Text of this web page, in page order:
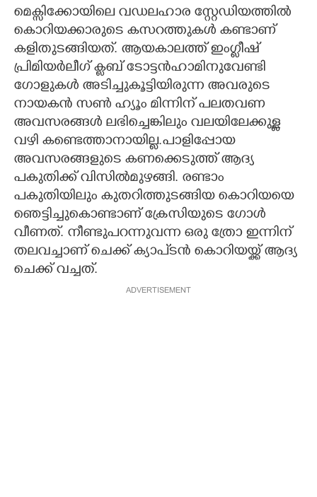
മെക്സിക്കോയിലെ വഡലഹാര സ്റ്റേഡിയത്തിൽ
കൊറിയക്കാരുടെ കസറത്തുകൾ കണ്ടാണ്
കളിതുടങ്ങിയത്. ആയകാലത്ത് ഇംഗ്ളീഷ്
പ്രിമിയർലീഗ് ക്ളബ് ടോട്ടൻഹാമിനുവേണ്ടി
ഗോളുകൾ അടിച്ചുകൂട്ടിയിരുന്ന അവരുടെ
നായകൻ സൺ ഹ്യൂം മിന്നിന് പലതവണ
അവസരങ്ങൾ ലഭിച്ചെങ്കിലും വലയിലേക്കുള്ള
വഴി കണ്ടെത്താനായില്ല.പാളിപ്പോയ
അവസരങ്ങളുടെ കണക്കെടുത്ത് ആദ്യ
പകുതിക്ക് വിസിൽമുഴങ്ങി. രണ്ടാം
പകുതിയിലും കുതറിത്തുടങ്ങിയ കൊറിയയെ
ഞെട്ടിച്ചുകൊണ്ടാണ് ക്രേസിയുടെ ഗോൾ
വീണത്. നീണ്ടുപറന്നുവന്ന ഒരു ത്രോ ഇന്നിന്
തലവച്ചാണ് ചെക്ക് ക്യാപ്ടൻ കൊറിയയ്ക്ക് ആദ്യ
ചെക്ക് വച്ചത്.
ADVERTISEMENT